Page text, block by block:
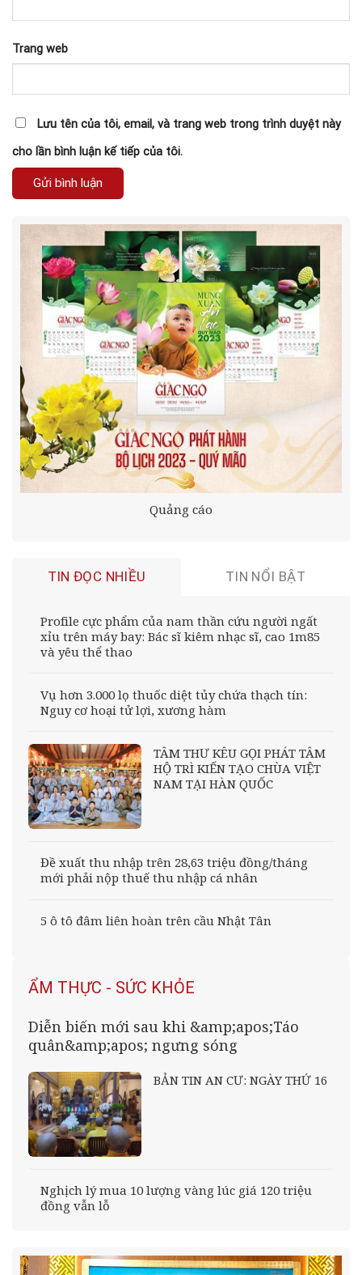
Trang web
Lưu tên của tôi, email, và trang web trong trình duyệt này
cho lần bình luận kế tiếp của tôi.
Quảng cáo
TIN ĐỌC NHIỀU TIN NỔI BẬT
Profile cực phẩm của nam thần cứu người ngất
xỉu trên máy bay: Bác sĩ kiêm nhạc sĩ, cao 1m85
và yêu thể thao
Vụ hơn 3.000 lọ thuốc diệt tủy chứa thạch tín:
Nguy cơ hoại tử lợi, xương hàm
TÂM THƯ KÊU GỌI PHÁT TÂM
HỘ TRÌ KIẾN TẠO CHÙA VIỆT
NAM TẠI HÀN QUỐC
Đề xuất thu nhập trên 28,63 triệu đồng/tháng
mới phải nộp thuế thu nhập cá nhân
5 ô tô đâm liên hoàn trên cầu Nhật Tân
ẨM THỰC - SỨC KHỎE
Diễn biến mới sau khi &amp;apos;Táo
quân&amp;apos; ngưng sóng
BẢN TIN AN CƯ: NGÀY THỨ 16
Nghịch lý mua 10 lượng vàng lúc giá 120 triệu
đồng vẫn lỗ